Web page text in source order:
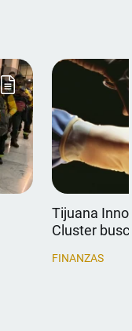
Tijuana
Cluster
FINANZAS